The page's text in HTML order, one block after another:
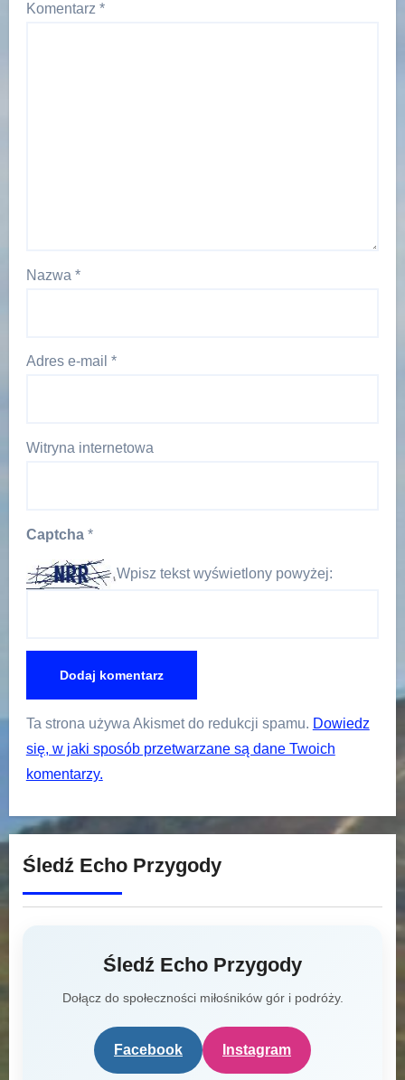
Komentarz *
Nazwa *
Adres e-mail *
Witryna internetowa
Captcha *
Wpisz tekst wyświetlony powyżej:
Ta strona używa Akismet do redukcji spamu. Dowiedz
się, w jaki sposób przetwarzane są dane Twoich
komentarzy.
Śledź Echo Przygody
Śledź Echo Przygody
Dołącz do społeczności miłośników gór i podróży.
Facebook Instagram